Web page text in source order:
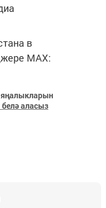
в
MАХ:
аласыз